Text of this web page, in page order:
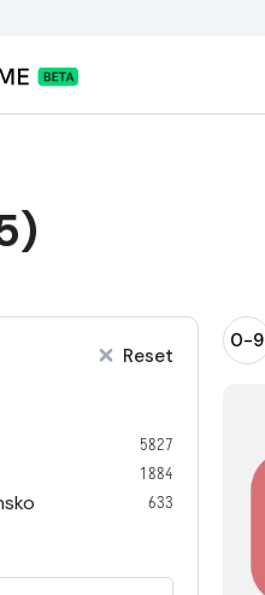
Reset
5827
1884
633
0-9